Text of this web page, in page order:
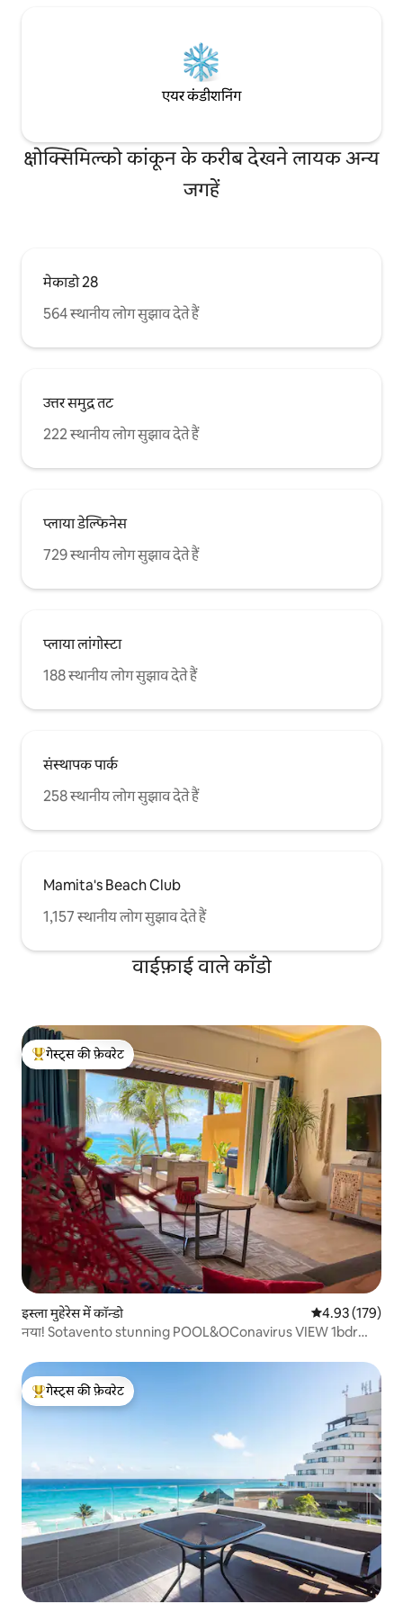
एयर कंडीशनिंग
क्षोक्सिमिल्को कांकून के करीब देखने लायक अन्य
जगहें
मेकाडो 28
564 स्थानीय लोग सुझाव देते हैं
उत्तर समुद्र तट
222 स्थानीय लोग सुझाव देते हैं
प्लाया डेल्फिनेस
729 स्थानीय लोग सुझाव देते हैं
प्लाया लांगोस्टा
188 स्थानीय लोग सुझाव देते हैं
संस्थापक पार्क
258 स्थानीय लोग सुझाव देते हैं
Mamita's Beach Club
1,157 स्थानीय लोग सुझाव देते हैं
वाईफ़ाई वाले काँडो
गेस्ट्स का टॉप फ़ेवरेट
गेस्ट्स की फ़ेवरेट
इस्ला मुहेरेस में कॉन्डो औसत रेटिंग 5 में से
4.93 (179)
नया! Sotavento stunning POOL&OConavirus VIEW 1bdr
गेस्ट्स का टॉप फ़ेवरेट
गेस्ट्स की फ़ेवरेट